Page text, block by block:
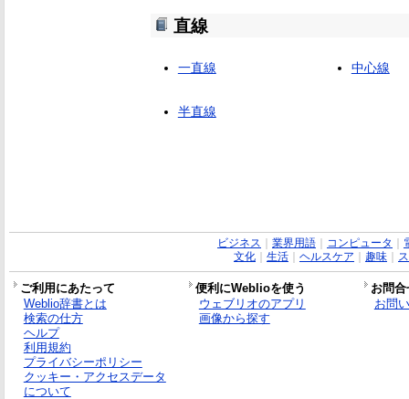
直線
一直線 中心線
半直線
ビジネス 業界用語｜ コンピュータ
文化｜ 生活｜ ヘルスケア 趣味｜
ご利用にあたって 便利にWeblioを使う
お問
Weblio辞書とは
検索の仕方
ヘルプ
利用規約
プライバシーポリシー
クッキー・アクセスデータ
について
ウェブリオのアプリ
画像から探す
お問